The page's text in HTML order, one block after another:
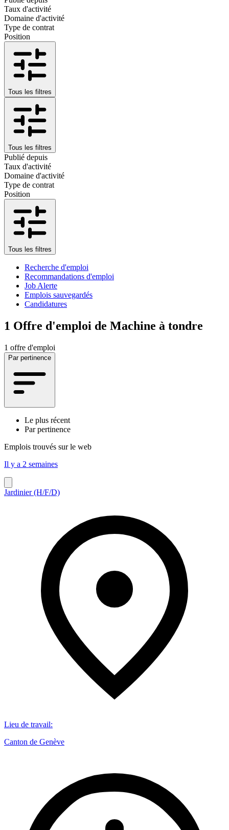
Taux d'activité
Domaine d'activité
Type de contrat
Position
Tous les filtres
Tous les filtres
Publié depuis
Taux d'activité
Domaine d'activité
Type de contrat
Position
Tous les filtres
Recherche d'emploi
Recommandations d'emploi
Job Alerte
Emplois sauvegardés
Candidatures
1 Offre d'emploi de Machine à tondre
1 offre d'emploi
Par pertinence
Le plus récent
Par pertinence
Emplois trouvés sur le web
Il y a 2 semaines
Jardinier (H/F/D)
Lieu de travail:
Canton de Genève